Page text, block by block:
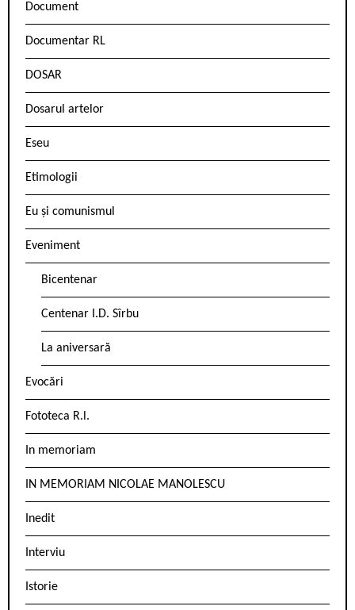
Document
Documentar RL
DOSAR
Dosarul artelor
Eseu
Etimologii
Eu și comunismul
Eveniment
Bicentenar
Centenar I.D. Sîrbu
La aniversară
Evocări
Fototeca R.l.
In memoriam
IN MEMORIAM NICOLAE MANOLESCU
Inedit
Interviu
Istorie